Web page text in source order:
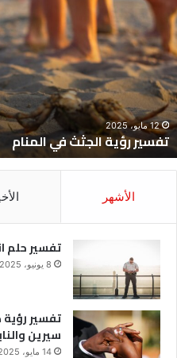
رؤية
الجثث
في
المنام
12 مايو، 2025
تفسير رؤية الجثث في المنام
الأشهر
تفسير
8 يونيو، 2025
تفسير
سيرين
14 مايو، 2025